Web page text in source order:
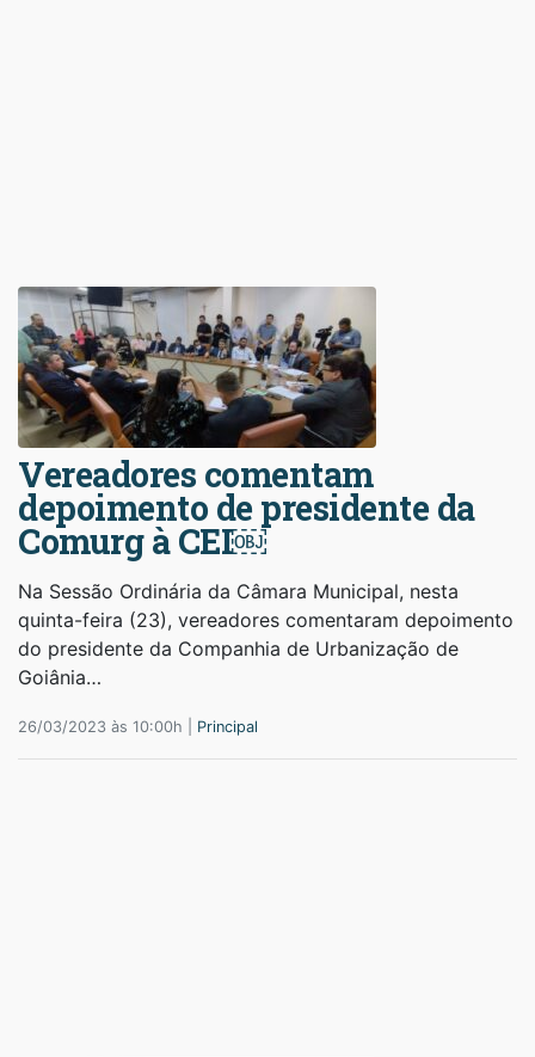
Vereadores comentam
depoimento de presidente da
Comurg à CEI￼
Na Sessão Ordinária da Câmara Municipal, nesta
quinta-feira (23), vereadores comentaram depoimento
do presidente da Companhia de Urbanização de
Goiânia…
26/03/2023 às 10:00h | Principal